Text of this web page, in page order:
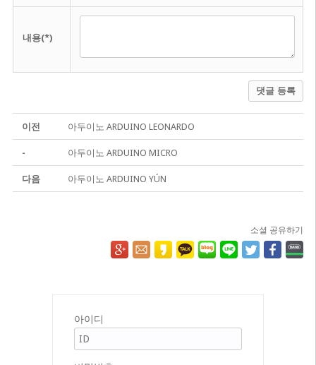
내용(*)
댓글 등록
이전 아두이노 ARDUINO LEONARDO
- 아두이노 ARDUINO MICRO
다음 아두이노 ARDUINO YÚN
소셜 공유하기
아이디